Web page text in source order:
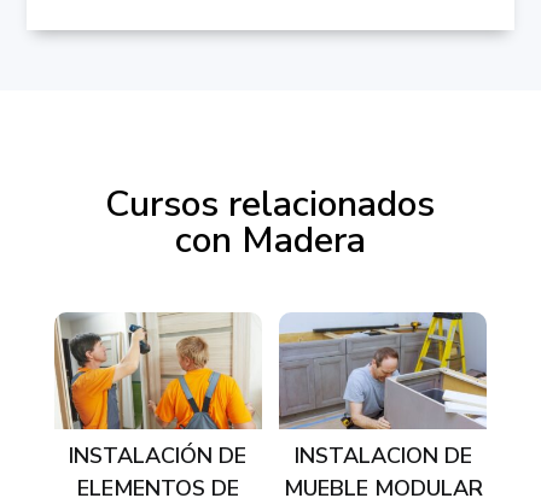
Cursos relacionados
con Madera
INSTALACIÓN DE
ELEMENTOS DE
INSTALACION DE
MUEBLE MODULAR